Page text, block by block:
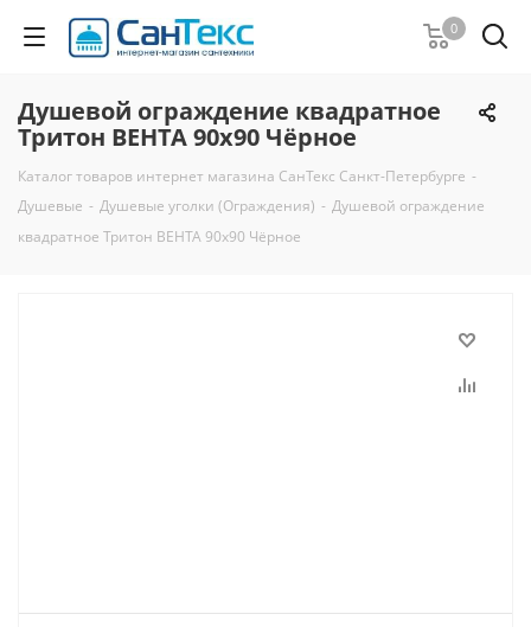
0
Душевой ограждение квадратное
Тритон ВЕНТА 90x90 Чёрное
Каталог товаров интернет магазина СанТекс Санкт-Петербурге -
Душевые - Душевые уголки (Ограждения) - Душевой ограждение
квадратное Тритон ВЕНТА 90x90 Чёрное